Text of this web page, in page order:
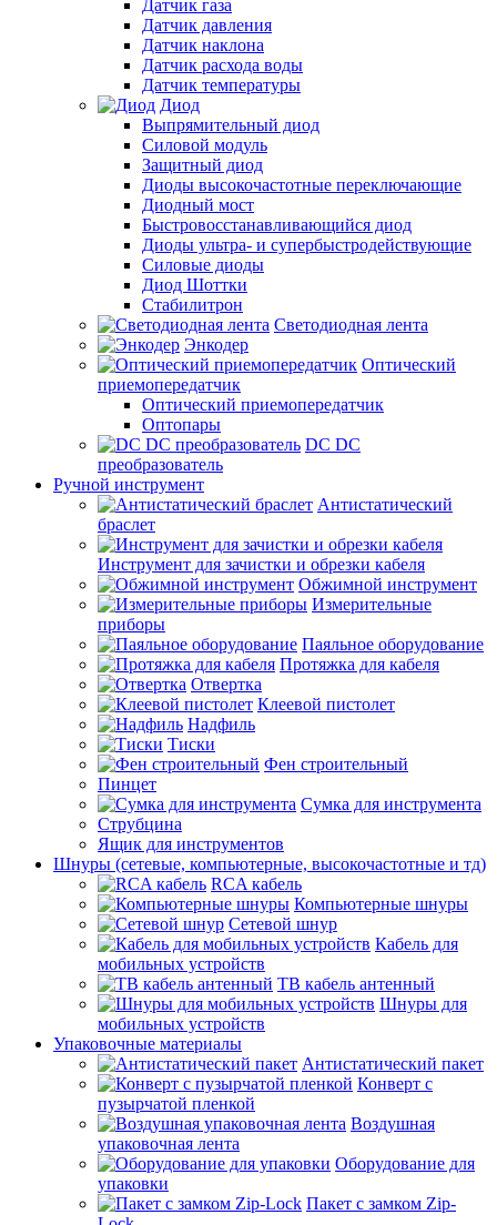
Датчик газа
Датчик давления
Датчик наклона
Датчик расхода воды
Датчик температуры
Диод
Выпрямительный диод
Силовой модуль
Защитный диод
Диоды высокочастотные переключающие
Диодный мост
Быстровосстанавливающийся диод
Диоды ультра- и супербыстродействующие
Силовые диоды
Диод Шоттки
Стабилитрон
Светодиодная лента
Энкодер
Оптический
приемопередатчик
Оптический приемопередатчик
Оптопары
DC DC
преобразователь
Ручной инструмент
Антистатический
браслет
Инструмент для зачистки и обрезки кабеля
Обжимной инструмент
Измерительные
приборы
Паяльное оборудование
Протяжка для кабеля
Отвертка
Клеевой пистолет
Надфиль
Тиски
Фен строительный
Пинцет
Сумка для инструмента
Струбцина
Ящик для инструментов
Шнуры (сетевые, компьютерные, высокочастотные и тд)
RCA кабель
Компьютерные шнуры
Сетевой шнур
Кабель для
мобильных устройств
ТВ кабель антенный
Шнуры для
мобильных устройств
Упаковочные материалы
Антистатический пакет
Конверт с
пузырчатой пленкой
Воздушная
упаковочная лента
Оборудование для
упаковки
Пакет с замком Zip-